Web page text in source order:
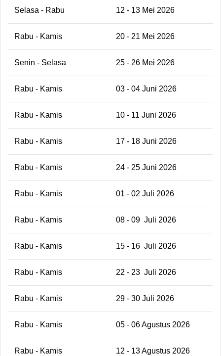
Selasa - Rabu 12 - 13 Mei 2026
Rabu - Kamis 20 - 21 Mei 2026
Senin - Selasa 25 - 26 Mei 2026
Rabu - Kamis 03 - 04 Juni 2026
Rabu - Kamis 10 - 11 Juni 2026
Rabu - Kamis 17 - 18 Juni 2026
Rabu - Kamis 24 - 25 Juni 2026
Rabu - Kamis 01 - 02 Juli 2026
Rabu - Kamis 08 - 09 Juli 2026
Rabu - Kamis 15 - 16 Juli 2026
Rabu - Kamis 22 - 23 Juli 2026
Rabu - Kamis 29 - 30 Juli 2026
Rabu - Kamis 05 - 06 Agustus 2026
Rabu - Kamis 12 - 13 Agustus 2026